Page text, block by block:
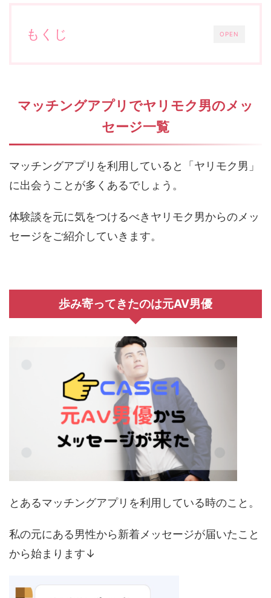
OPEN
もくじ
マッチングアプリでヤリモク男のメッ
セージ一覧
マッチングアプリを利用していると「ヤリモク男」
に出会うことが多くあるでしょう。
体験談を元に気をつけるべきヤリモク男からのメッ
セージをご紹介していきます。
歩み寄ってきたのは元AV男優
とあるマッチングアプリを利用している時のこと。
私の元にある男性から新着メッセージが届いたこと
から始まります↓